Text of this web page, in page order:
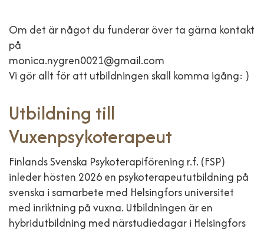
Om det är något du funderar över ta gärna kontakt
på
monica.nygren0021@gmail.com
Vi gör allt för att utbildningen skall komma igång: )
Utbildning till
Vuxenpsykoterapeut
Finlands Svenska Psykoterapiförening r.f. (FSP)
inleder hösten 2026 en psykoterapeututbildning på
svenska i samarbete med Helsingfors universitet
med inriktning på vuxna. Utbildningen är en
hybridutbildning med närstudiedagar i Helsingfors